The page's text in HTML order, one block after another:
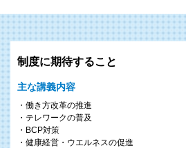
制度に期待すること
主な講義内容
働き方改革の推進
テレワークの普及
BCP対策
健康経営・ウエルネスの促進